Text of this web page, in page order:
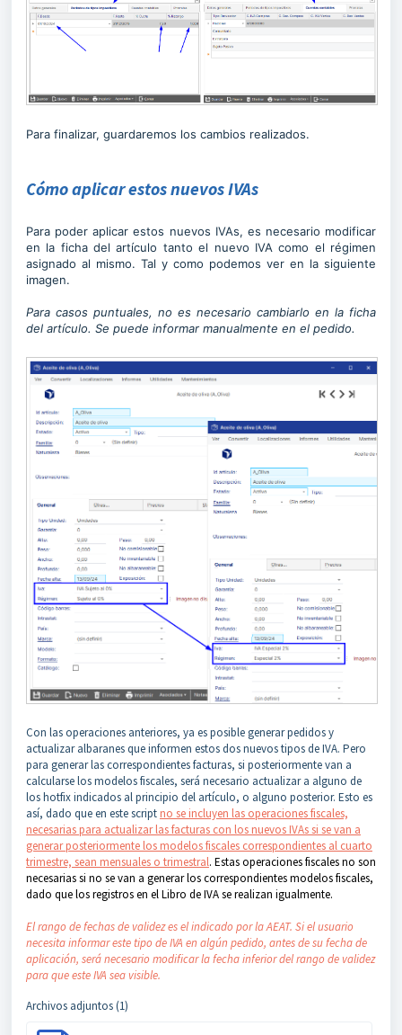
Para finalizar, guardaremos los cambios realizados.
Cómo aplicar estos nuevos IVAs
Para poder aplicar estos nuevos IVAs, es necesario modificar
en la ficha del artículo tanto el nuevo IVA como el régimen
asignado al mismo. Tal y como podemos ver en la siguiente
imagen.
Para casos puntuales, no es necesario cambiarlo en la ficha
del artículo. Se puede informar manualmente en el pedido.
Con las operaciones anteriores, ya es posible generar pedidos y
actualizar albaranes que informen estos dos nuevos tipos de IVA. Pero
para generar las correspondientes facturas, si posteriormente van a
calcularse los modelos fiscales, será necesario actualizar a alguno de
los hotfix indicados al principio del artículo, o alguno posterior. Esto es
así, dado que en este scriptno se incluyen las operaciones fiscales,
necesarias para actualizar las facturas con los nuevos IVAs si se van a
generar posteriormente los modelos fiscales correspondientes al cuarto
trimestre, sean mensuales o trimestral. Estas operaciones fiscales no son
necesarias si no se van a generar los correspondientes modelos fiscales,
dado que los registros en el Libro de IVA se realizan igualmente.
El rango de fechas de validez es el indicado por la AEAT. Si el usuario
necesita informar este tipo de IVA en algún pedido, antes de su fecha de
aplicación, será necesario modificar la fecha inferior del rango de validez
para que este IVA sea visible.
Archivos adjuntos (1)